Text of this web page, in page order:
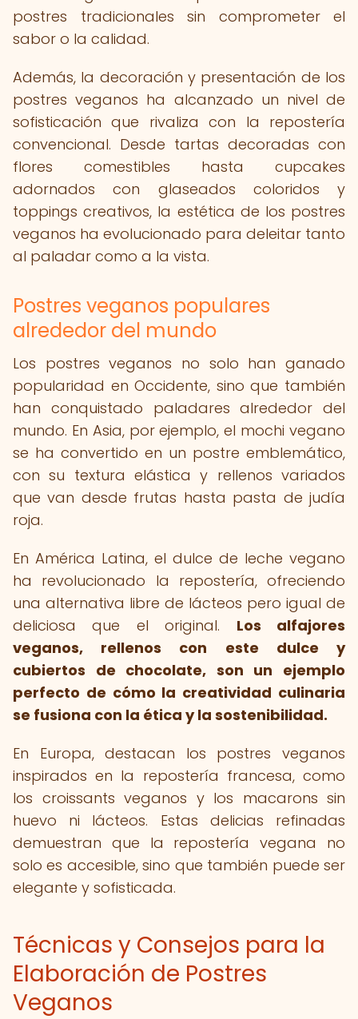
postres tradicionales sin comprometer el
sabor o la calidad.
Además, la decoración y presentación de los
postres veganos ha alcanzado un nivel de
sofisticación que rivaliza con la repostería
convencional. Desde tartas decoradas con
flores comestibles hasta cupcakes
adornados con glaseados coloridos y
toppings creativos, la estética de los postres
veganos ha evolucionado para deleitar tanto
al paladar como a la vista.
Postres veganos populares
alrededor del mundo
Los postres veganos no solo han ganado
popularidad en Occidente, sino que también
han conquistado paladares alrededor del
mundo. En Asia, por ejemplo, el mochi vegano
se ha convertido en un postre emblemático,
con su textura elástica y rellenos variados
que van desde frutas hasta pasta de judía
roja.
En América Latina, el dulce de leche vegano
ha revolucionado la repostería, ofreciendo
una alternativa libre de lácteos pero igual de
deliciosa que el original. Los alfajores
veganos, rellenos con este dulce y
cubiertos de chocolate, son un ejemplo
perfecto de cómo la creatividad culinaria
se fusiona con la ética y la sostenibilidad.
En Europa, destacan los postres veganos
inspirados en la repostería francesa, como
los croissants veganos y los macarons sin
huevo ni lácteos. Estas delicias refinadas
demuestran que la repostería vegana no
solo es accesible, sino que también puede ser
elegante y sofisticada.
Técnicas y Consejos para la
Elaboración de Postres
Veganos